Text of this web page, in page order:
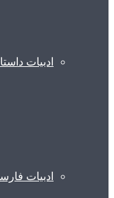
ادبیات
ادبیات